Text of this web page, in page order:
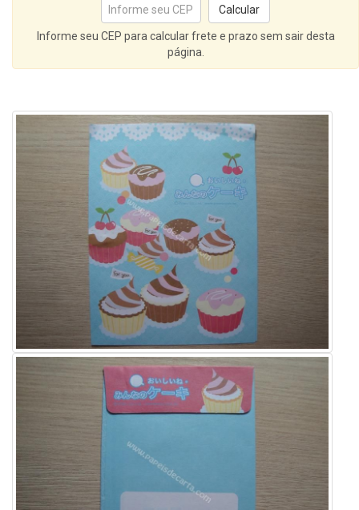
Informe seu CEP para calcular frete e prazo sem sair desta
página.